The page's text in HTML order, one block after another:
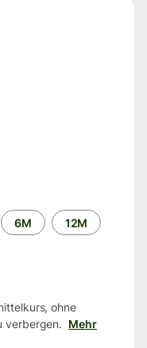
6M 12M
ohne
verbergen. Mehr